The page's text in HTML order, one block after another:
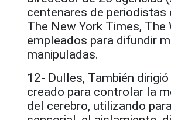
centenares de periodistas
The New York Times,
empleados para difundir
manipuladas.
12- Dulles, También
creado para controlar la
del cerebro, utilizando